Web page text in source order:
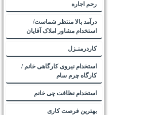
رحم اجاره
درآمد بالا منتظر شماست/
استخدام مشاور املاک آقایان
کاردرمنـزل
استخدام نیروی کارگاهی خانم /
کارگاه چرم سام
استخدام نظافت چی خانم
بهترین فرصت کاری